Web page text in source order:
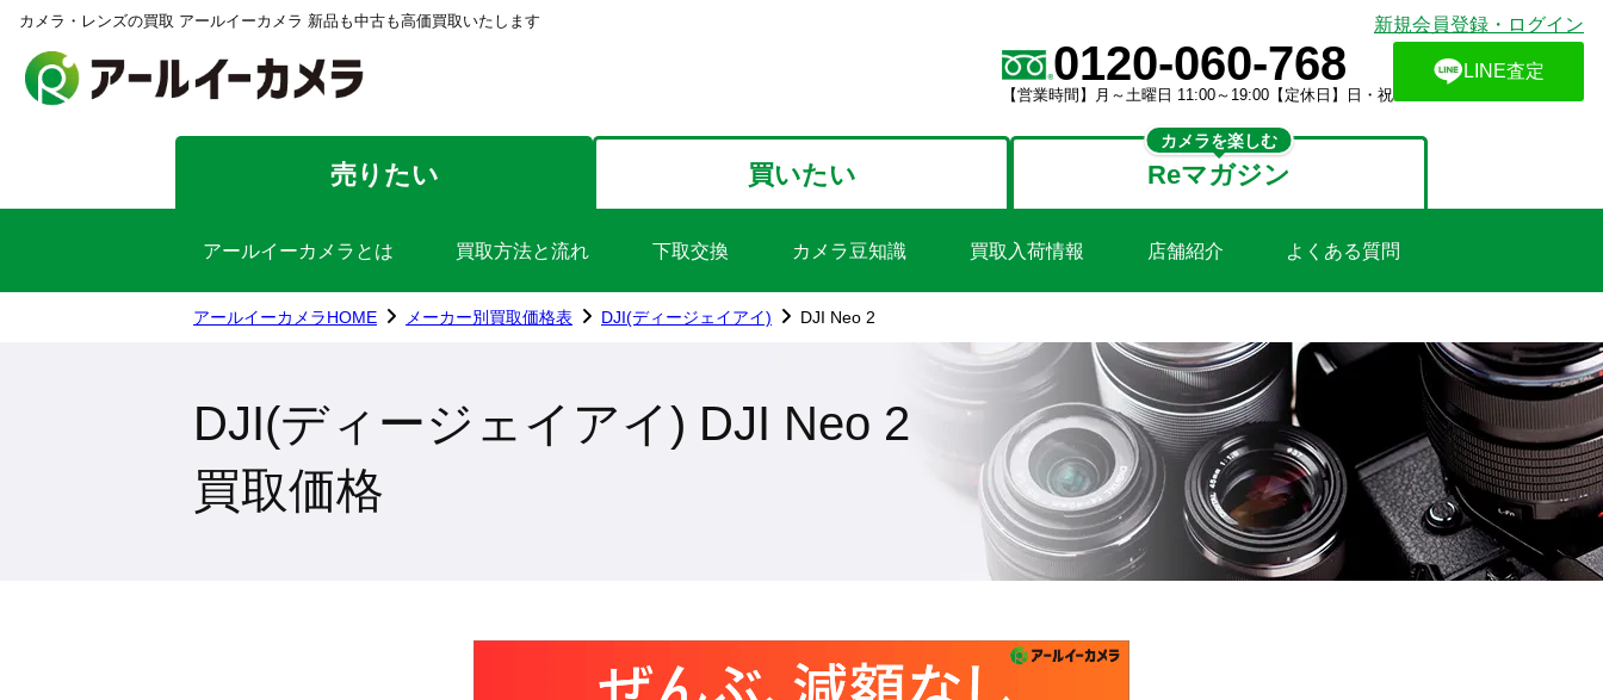
カメラ・レンズの買取 アールイーカメラ 新品も中古も高価買取いたします 新規会員登録・ログイン
0120-060-768
【営業時間】月～土曜日 11:00～19:00【定休日】日・祝
LINE査定
売りたい 買いたい Reマガジン
カメラを楽しむ
アールイーカメラとは 買取方法と流れ 下取交換 カメラ豆知識 買取入荷情報 店舗紹介 よくある質問
アールイーカメラHOME メーカー別買取価格表 DJI(ディージェイアイ) DJI Neo 2
DJI(ディージェイアイ) DJI Neo 2
買取価格